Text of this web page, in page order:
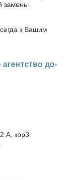
замены
к Вашим
до­
А, кор3